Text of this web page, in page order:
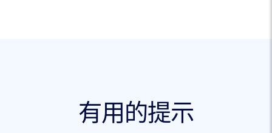
有用的提示